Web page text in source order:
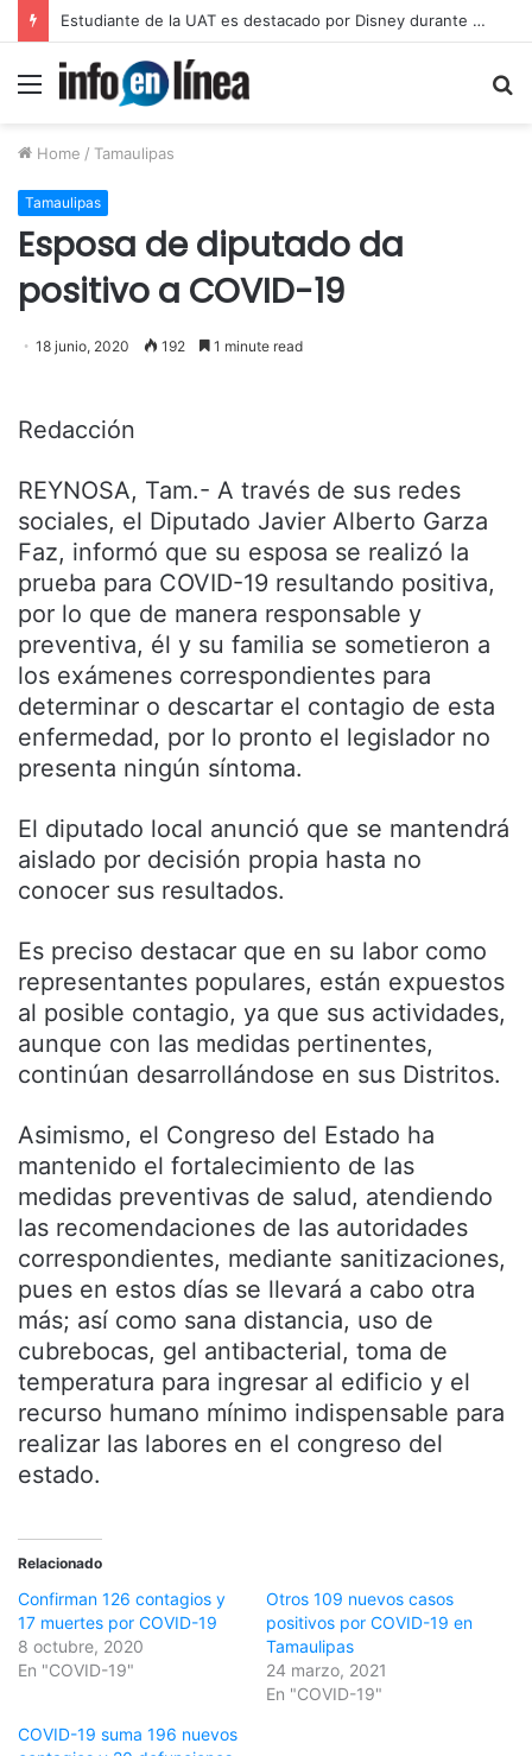
Estudiante de la UAT es destacado por Disney durante programa internacional
Menu
Home / Tamaulipas
Tamaulipas
Esposa de diputado da
positivo a COVID-19
18 junio, 2020 192 1 minute read
Redacción
REYNOSA, Tam.- A través de sus redes
sociales, el Diputado Javier Alberto Garza
Faz, informó que su esposa se realizó la
prueba para COVID-19 resultando positiva,
por lo que de manera responsable y
preventiva, él y su familia se sometieron a
los exámenes correspondientes para
determinar o descartar el contagio de esta
enfermedad, por lo pronto el legislador no
presenta ningún síntoma.
El diputado local anunció que se mantendrá
aislado por decisión propia hasta no
conocer sus resultados.
Es preciso destacar que en su labor como
representantes populares, están expuestos
al posible contagio, ya que sus actividades,
aunque con las medidas pertinentes,
continúan desarrollándose en sus Distritos.
Asimismo, el Congreso del Estado ha
mantenido el fortalecimiento de las
medidas preventivas de salud, atendiendo
las recomendaciones de las autoridades
correspondientes, mediante sanitizaciones,
pues en estos días se llevará a cabo otra
más; así como sana distancia, uso de
cubrebocas, gel antibacterial, toma de
temperatura para ingresar al edificio y el
recurso humano mínimo indispensable para
realizar las labores en el congreso del
estado.
Relacionado
Confirman 126 contagios y
17 muertes por COVID-19
8 octubre, 2020
En "COVID-19"
Otros 109 nuevos casos
positivos por COVID-19 en
Tamaulipas
24 marzo, 2021
En "COVID-19"
COVID-19 suma 196 nuevos